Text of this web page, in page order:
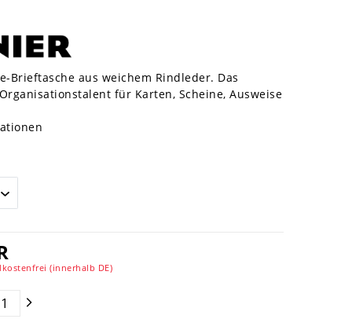
Brieftasche aus weichem Rindleder. Das
für Karten, Scheine, Ausweise
(innerhalb DE)